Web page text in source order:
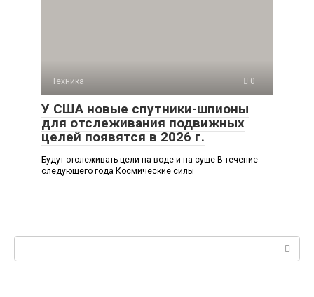
Техника 0
У США новые спутники-шпионы
для отслеживания подвижных
целей появятся в 2026 г.
Будут отслеживать цели на воде и на суше В течение
следующего года Космические силы